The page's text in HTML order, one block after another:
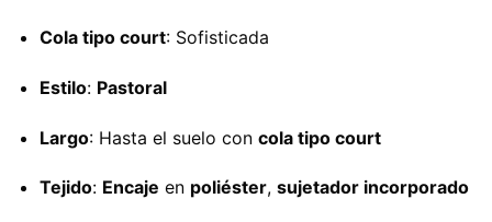
Cola tipo court: Sofisticada
Estilo: Pastoral
Largo: Hasta el suelo con cola tipo court
Tejido: Encaje en poliéster, sujetador incorporado